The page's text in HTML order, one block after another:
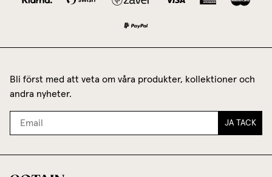
Bli först med att veta om våra produkter, kollektioner och
andra nyheter.
JA TACK